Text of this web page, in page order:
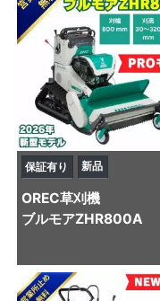
保証有り 新品
OREC草刈機
ブルモアZHR800A